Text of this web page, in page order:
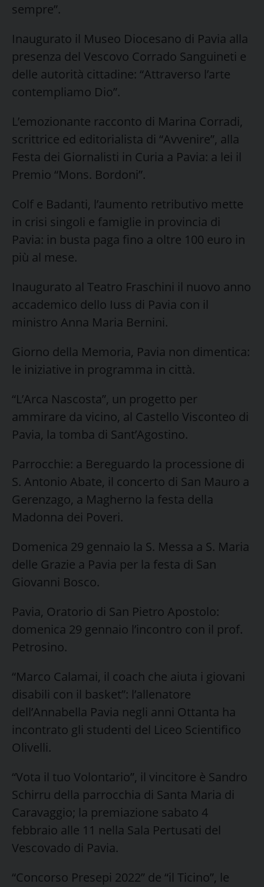
sempre”.
Inaugurato il Museo Diocesano di Pavia alla
presenza del Vescovo Corrado Sanguineti e
delle autorità cittadine: “Attraverso l’arte
contempliamo Dio”.
L’emozionante racconto di Marina Corradi,
scrittrice ed editorialista di “Avvenire”, alla
Festa dei Giornalisti in Curia a Pavia: a lei il
Premio “Mons. Bordoni”.
Colf e Badanti, l’aumento retributivo mette
in crisi singoli e famiglie in provincia di
Pavia: in busta paga fino a oltre 100 euro in
più al mese.
Inaugurato al Teatro Fraschini il nuovo anno
accademico dello Iuss di Pavia con il
ministro Anna Maria Bernini.
Giorno della Memoria, Pavia non dimentica:
le iniziative in programma in città.
“L’Arca Nascosta”, un progetto per
ammirare da vicino, al Castello Visconteo di
Pavia, la tomba di Sant’Agostino.
Parrocchie: a Bereguardo la processione di
S. Antonio Abate, il concerto di San Mauro a
Gerenzago, a Magherno la festa della
Madonna dei Poveri.
Domenica 29 gennaio la S. Messa a S. Maria
delle Grazie a Pavia per la festa di San
Giovanni Bosco.
Pavia, Oratorio di San Pietro Apostolo:
domenica 29 gennaio l’incontro con il prof.
Petrosino.
“Marco Calamai, il coach che aiuta i giovani
disabili con il basket”: l’allenatore
dell’Annabella Pavia negli anni Ottanta ha
incontrato gli studenti del Liceo Scientifico
Olivelli.
“Vota il tuo Volontario”, il vincitore è Sandro
Schirru della parrocchia di Santa Maria di
Caravaggio; la premiazione sabato 4
febbraio alle 11 nella Sala Pertusati del
Vescovado di Pavia.
“Concorso Presepi 2022” de “il Ticino”, le